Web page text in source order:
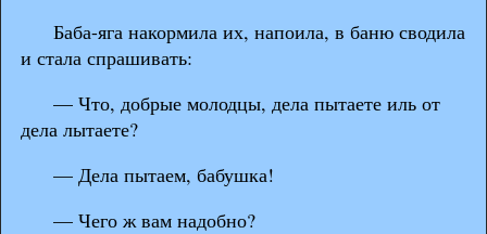
Баба-яга накормила их, напоила, в баню сводила
и стала спрашивать:
— Что, добрые молодцы, дела пытаете иль от
дела лытаете?
— Дела пытаем, бабушка!
— Чего ж вам надобно?